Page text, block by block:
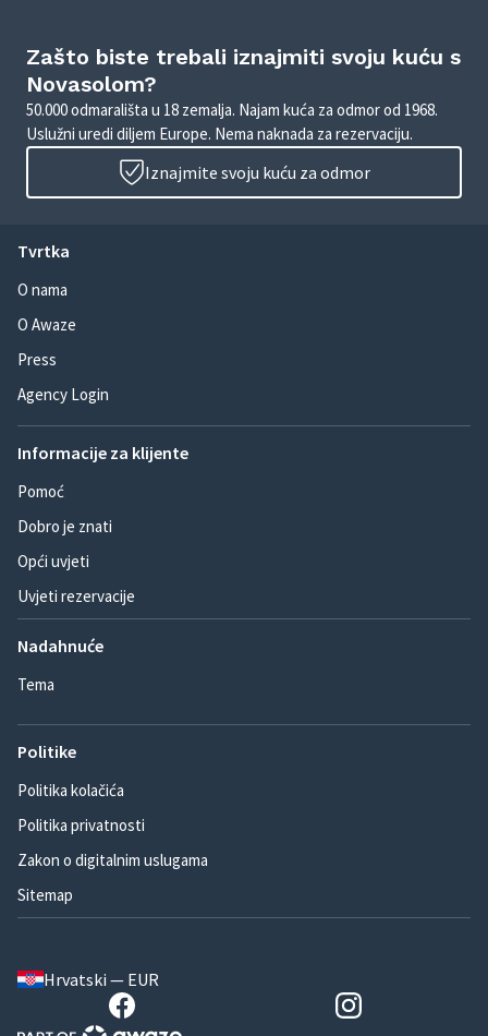
Zašto biste trebali iznajmiti svoju kuću s
Novasolom?
50.000 odmarališta u 18 zemalja. Najam kuća za odmor od 1968.
Uslužni uredi diljem Europe. Nema naknada za rezervaciju.
Iznajmite svoju kuću za odmor
Tvrtka
O nama
O Awaze
Press
Agency Login
Informacije za klijente
Pomoć
Dobro je znati
Opći uvjeti
Uvjeti rezervacije
Nadahnuće
Tema
Politike
Politika kolačića
Politika privatnosti
Zakon o digitalnim uslugama
Sitemap
Hrvatski — EUR